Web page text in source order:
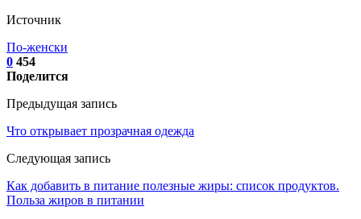
Источник
По-женски
0 454
Поделится
Предыдущая запись
Что открывает прозрачная одежда
Следующая запись
Как добавить в питание полезные жиры: список продуктов.
Польза жиров в питании